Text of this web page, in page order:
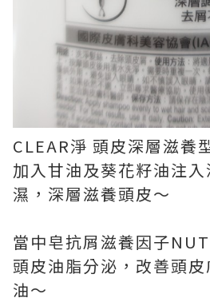
CLEAR淨 頭皮深層滋養
加入甘油及葵花籽油注
濕，深層滋養頭皮～
當中皂抗屑滋養因子
頭皮油脂分泌，改善頭
油～